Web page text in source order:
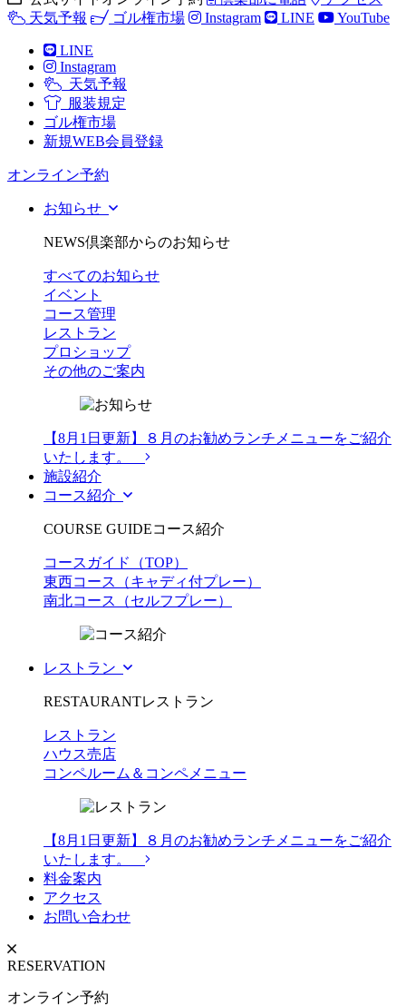
天気予報
ゴル権市場 Instagram LINE YouTube
LINE
Instagram
天気予報
服装規定
ゴル権市場
新規WEB会員登録
オンライン予約
お知らせ
NEWS倶楽部からのお知らせ
すべてのお知らせ
イベント
コース管理
レストラン
プロショップ
その他のご案内
【8月1日更新】８月のお勧めランチメニューをご紹介
いたします。
施設紹介
コース紹介
COURSE GUIDEコース紹介
コースガイド（TOP）
東西コース（キャディ付プレー）
南北コース（セルフプレー）
レストラン
RESTAURANTレストラン
レストラン
ハウス売店
コンペルーム＆コンペメニュー
【8月1日更新】８月のお勧めランチメニューをご紹介
いたします。
料金案内
アクセス
お問い合わせ
RESERVATION
オンライン予約